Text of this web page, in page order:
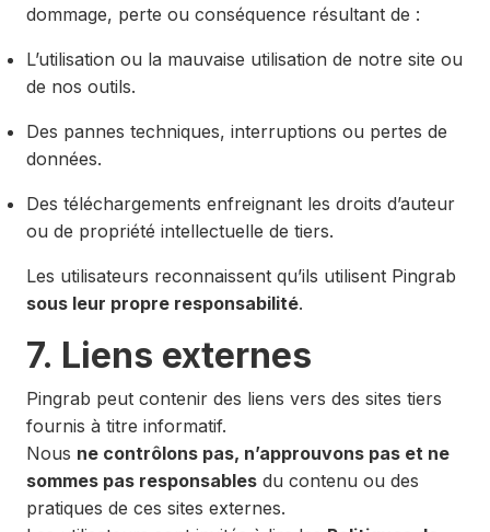
dommage, perte ou conséquence résultant de :
L’utilisation ou la mauvaise utilisation de notre site ou
de nos outils.
Des pannes techniques, interruptions ou pertes de
données.
Des téléchargements enfreignant les droits d’auteur
ou de propriété intellectuelle de tiers.
Les utilisateurs reconnaissent qu’ils utilisent Pingrab
sous leur propre responsabilité.
7. Liens externes
Pingrab peut contenir des liens vers des sites tiers
fournis à titre informatif.
Nous ne contrôlons pas, n’approuvons pas et ne
sommes pas responsablesdu contenu ou des
pratiques de ces sites externes.